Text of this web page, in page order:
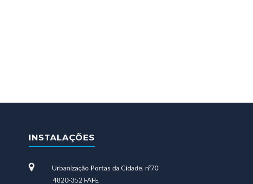
INSTALAÇÕES
Urbanização Portas da Cidade, nº70
4820-352 FAFE